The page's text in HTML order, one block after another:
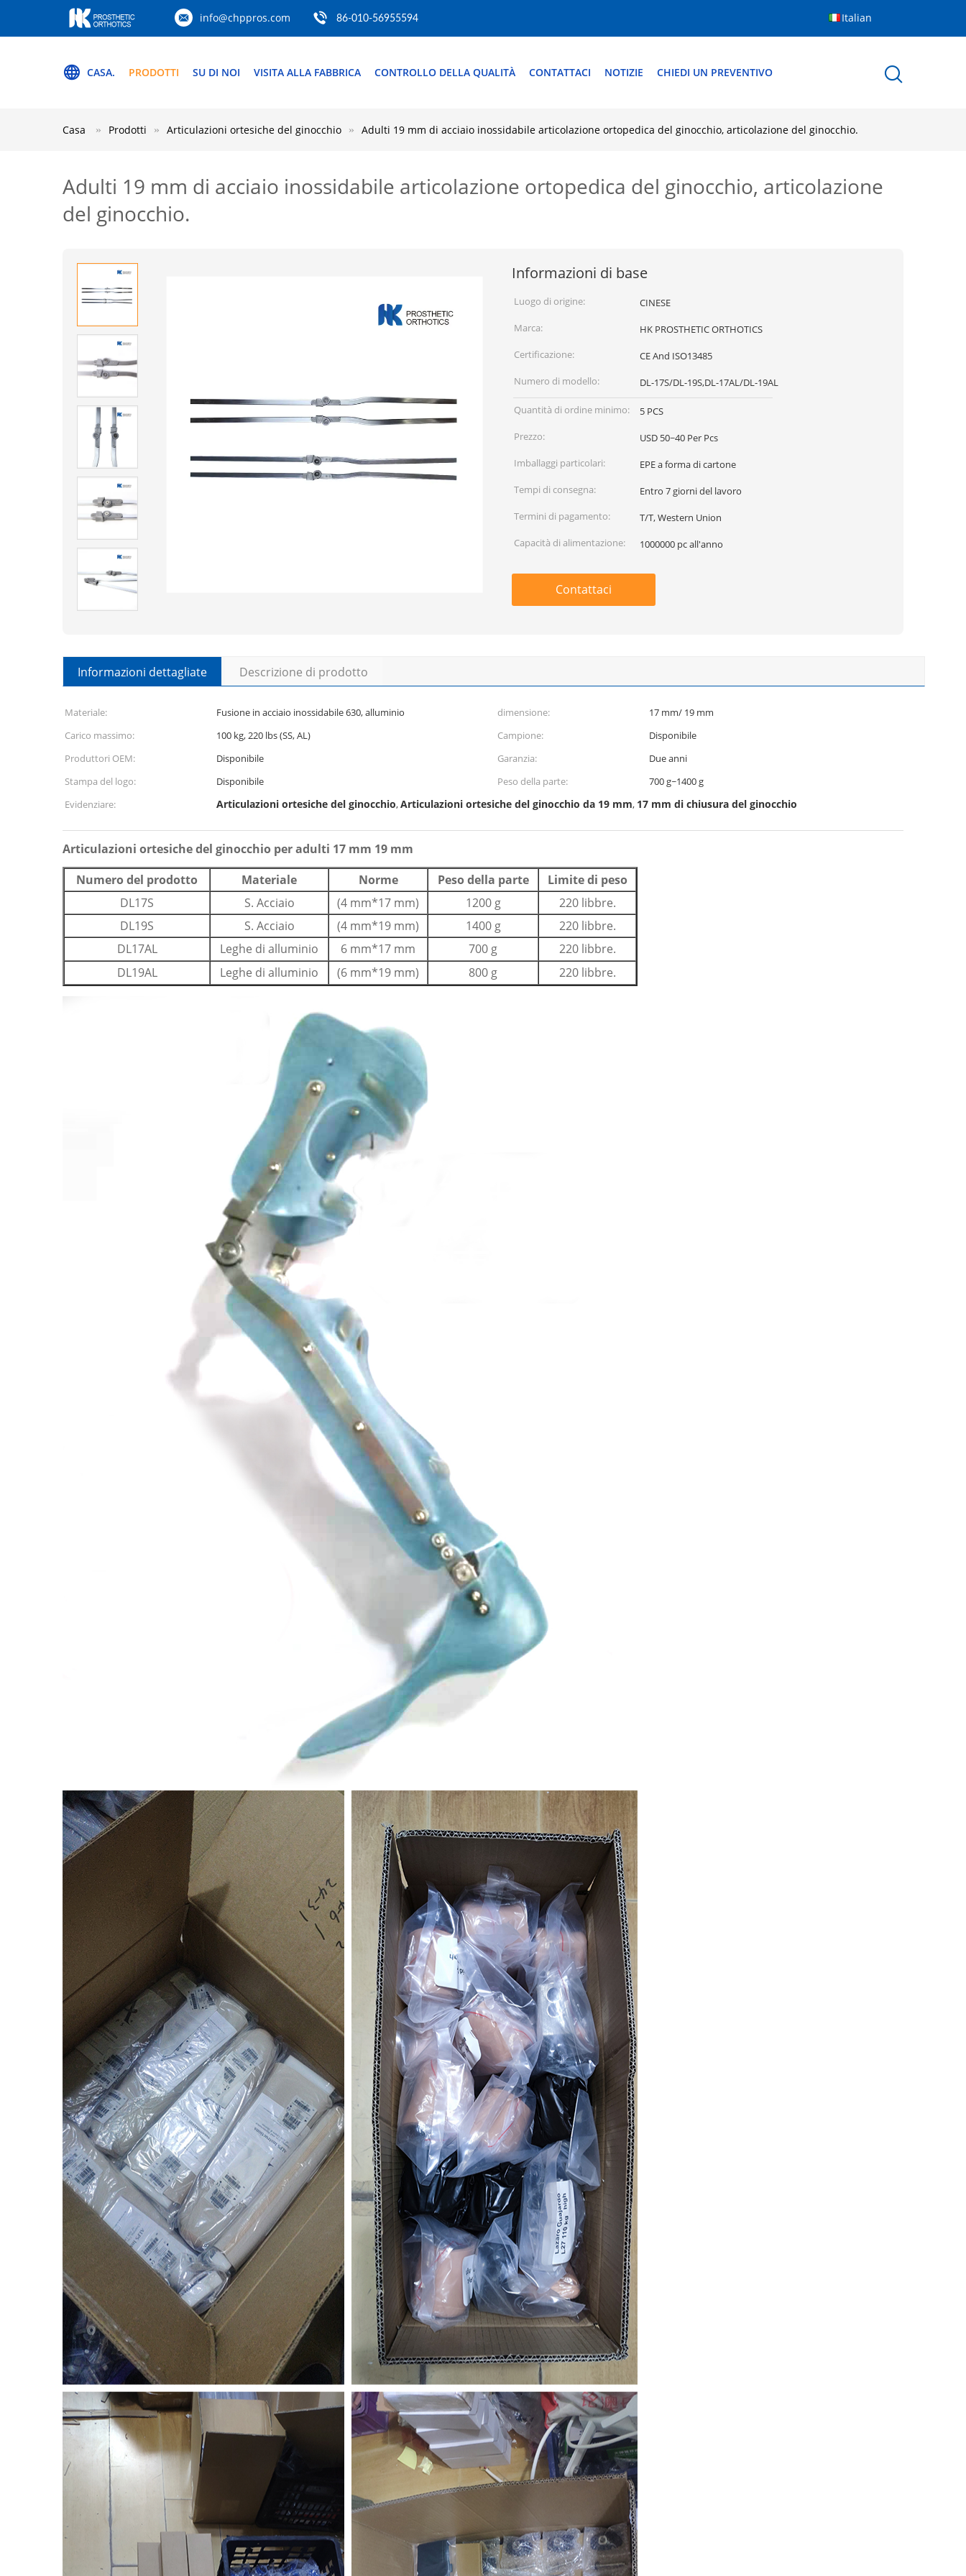
info@chppros.com 86-010-56955594 Italian
CASA. PRODOTTI SU DI NOI VISITA ALLA FABBRICA CONTROLLO DELLA QUALITÀ CONTATTACI NOTIZIE CHIEDI UN PREVENTIVO
Casa Prodotti Articulazioni ortesiche del ginocchio Adulti 19 mm di acciaio inossidabile articolazione ortopedica del ginocchio, articolazione del ginocchio.
Adulti 19 mm di acciaio inossidabile articolazione ortopedica del ginocchio, articolazione
del ginocchio.
Informazioni di base
Luogo di origine:
CINESE
Marca:
HK PROSTHETIC ORTHOTICS
Certificazione:
CE And ISO13485
Numero di modello:
DL-17S/DL-19S,DL-17AL/DL-19AL
Quantità di ordine minimo:
5 PCS
Prezzo:
USD 50~40 Per Pcs
Imballaggi particolari:
EPE a forma di cartone
Tempi di consegna:
Entro 7 giorni del lavoro
Termini di pagamento:
T/T, Western Union
Capacità di alimentazione:
1000000 pc all'anno
Contattaci
Informazioni dettagliate Descrizione di prodotto
Materiale: Fusione in acciaio inossidabile 630, alluminio dimensione:
17 mm/ 19 mm
Carico massimo:
100 kg, 220 lbs (SS, AL) Campione:
Disponibile
Produttori OEM:
Disponibile Garanzia:
Due anni
Stampa del logo:
Disponibile Peso della parte:
700 g~1400 g
Evidenziare:
Articulazioni ortesiche del ginocchio,Articulazioni ortesiche del ginocchio da 19 mm, 17 mm di chiusura del ginocchio
Articulazioni ortesiche del ginocchio per adulti 17 mm 19 mm
Numero del prodotto
Materiale Norme Peso della parte
Limite di peso
DL17S
S. Acciaio (4 mm*17 mm) 1200 g
220 libbre.
DL19S
S. Acciaio (4 mm*19 mm) 1400 g
220 libbre.
DL17AL
Leghe di alluminio 6 mm*17 mm 700 g
220 libbre.
DL19AL
Leghe di alluminio (6 mm*19 mm) 800 g 220 libbre.